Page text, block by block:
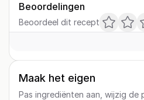
Beoordelingen
Beoordeel dit recept
Maak het eigen
Pas ingrediënten aan, wijzig